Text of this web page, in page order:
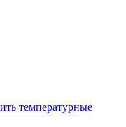
температурные